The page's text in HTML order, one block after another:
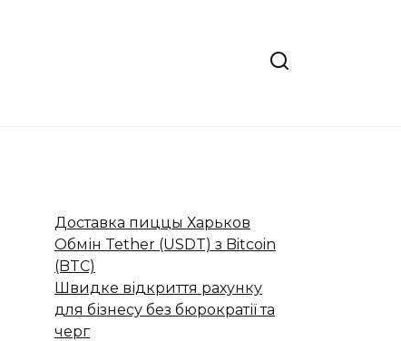
Доставка пиццы Харьков
Обмін Tether (USDT) з Bitcoin
(BTC)
Швидке відкриття рахунку
для бізнесу без бюрократії та
черг